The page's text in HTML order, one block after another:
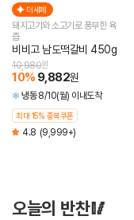
더세페
돼지고기와 소고기로 풍부한 육
즙
비비고 남도떡갈비 450g
10% 9,882원
10,980원
냉동 8/10(월) 이내도착
최대 15% 중복쿠폰
4.8 (9,999+)
오늘의 반찬🥢